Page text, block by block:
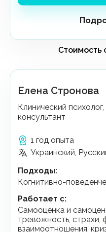
Елена Стронова
Клинический
консультант
1 год опыта
Украинский,
Подходы:
Когнитивно-
Работает с:
самооценка и самоценность, апатия,
тревожность, страхи,
взаимоотношения,